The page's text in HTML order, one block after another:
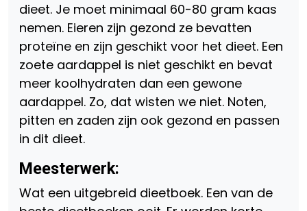
dieet. Je moet minimaal 60-80 gram kaas
nemen. Eieren zijn gezond ze bevatten
proteïne en zijn geschikt voor het dieet. Een
zoete aardappel is niet geschikt en bevat
meer koolhydraten dan een gewone
aardappel. Zo, dat wisten we niet. Noten,
pitten en zaden zijn ook gezond en passen
in dit dieet.
Meesterwerk:
Wat een uitgebreid dieetboek. Een van de